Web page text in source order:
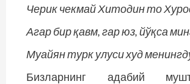
Черик чекмай Хитодин то
Агар бир қавм, гар юз, йўқса
Муайян турк улуси худ
Бизларнинг адабий